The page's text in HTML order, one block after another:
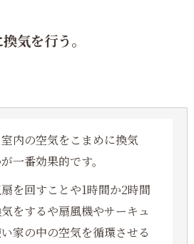
気を行う。
内の空気をこまめに換気
一番効果的です。
を回すことや1時間か2時間
をするや扇風機やサーキュ
家の中の空気を循環させる